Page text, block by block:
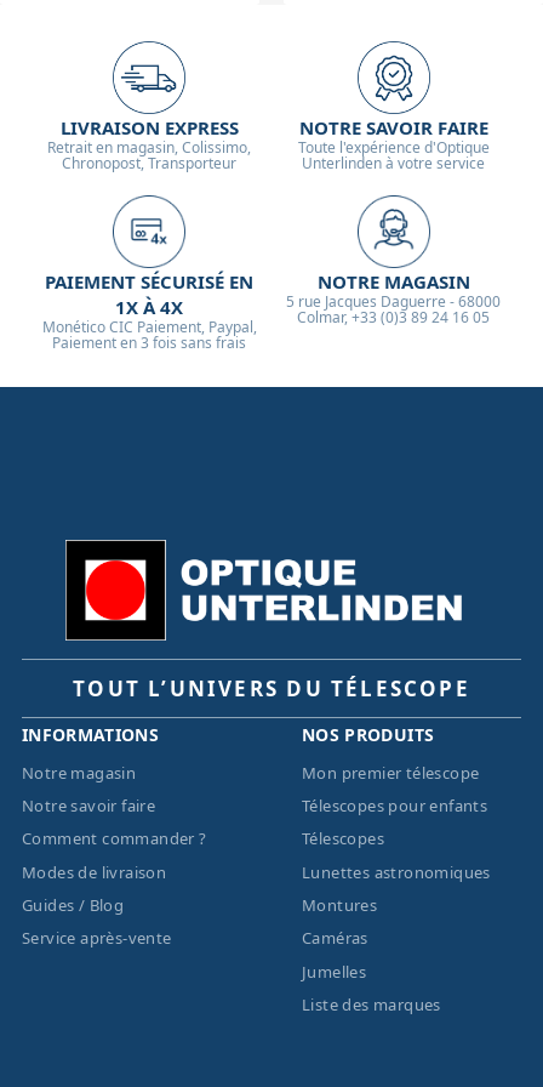
LIVRAISON EXPRESS
Retrait en magasin, Colissimo,
Chronopost, Transporteur
NOTRE SAVOIR FAIRE
Toute l'expérience d'Optique
Unterlinden à votre service
PAIEMENT SÉCURISÉ EN
1X À 4X
Monético CIC Paiement, Paypal,
Paiement en 3 fois sans frais
NOTRE MAGASIN
5 rue Jacques Daguerre - 68000
Colmar, +33 (0)3 89 24 16 05
TOUT L’UNIVERS DU TÉLESCOPE
INFORMATIONS
Notre magasin
Notre savoir faire
Comment commander ?
Modes de livraison
Guides / Blog
Service après-vente
NOS PRODUITS
Mon premier télescope
Télescopes pour enfants
Télescopes
Lunettes astronomiques
Montures
Caméras
Jumelles
Liste des marques